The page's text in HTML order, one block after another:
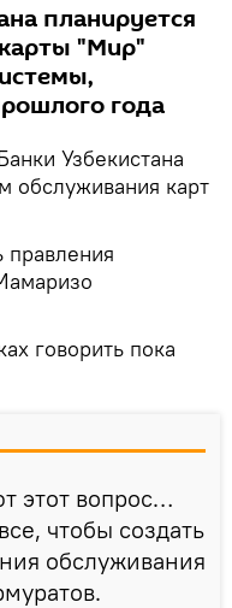
планируется
"Мир"
года
Узбекистана
обслуживания карт
правления
говорить пока
этот вопрос…
чтобы создать
обслуживания